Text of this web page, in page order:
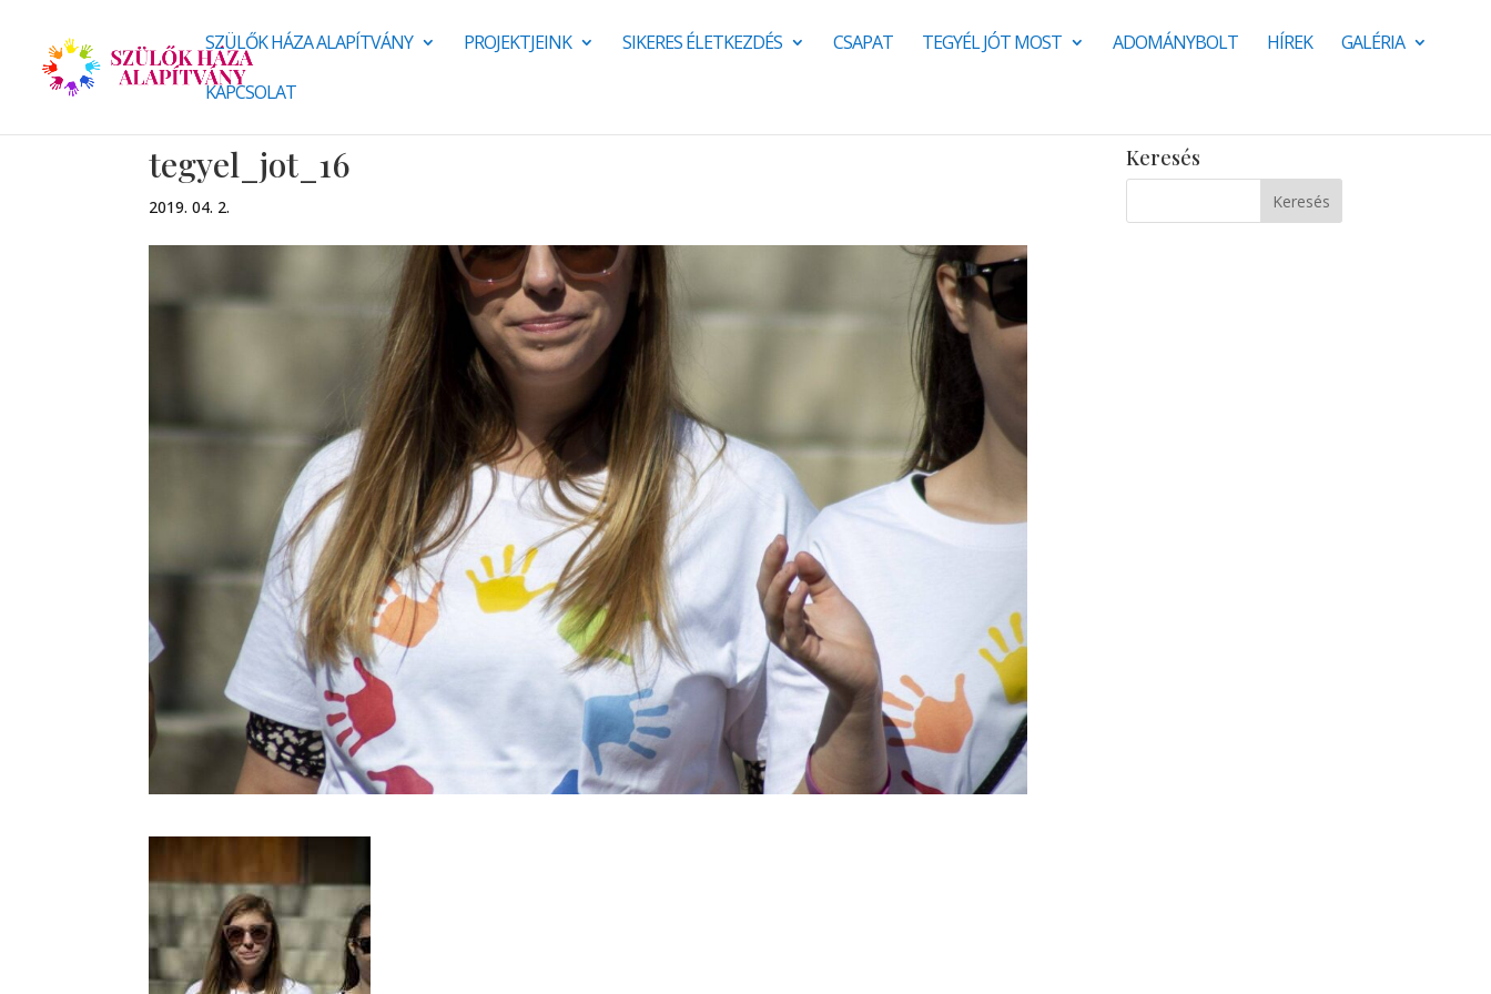
SZÜLŐK HÁZA ALAPÍTVÁNY PROJEKTJEINK SIKERES ÉLETKEZDÉS CSAPAT TEGYÉL JÓT MOST ADOMÁNYBOLT HÍREK GALÉRIA
KAPCSOLAT
tegyel_jot_16
2019. 04. 2.
Keresés